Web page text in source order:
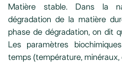
Matière stable. Dans la
dégradation de la matière
phase de dégradation, on dit
Les paramètres
temps (température, minéraux,